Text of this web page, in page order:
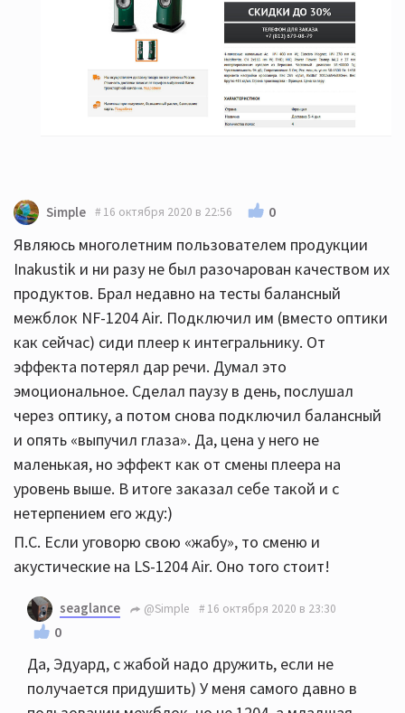
Simple 16 октября 2020 в 22:56 0
Являюсь многолетним пользователем продукции
Inakustik и ни разу не был разочарован качеством их
продуктов. Брал недавно на тесты балансный
межблок NF-1204 Air. Подключил им (вместо оптики
как сейчас) сиди плеер к интегральнику. От
эффекта потерял дар речи. Думал это
эмоциональное. Сделал паузу в день, послушал
через оптику, а потом снова подключил балансный
и опять «выпучил глаза». Да, цена у него не
маленькая, но эффект как от смены плеера на
уровень выше. В итоге заказал себе такой и с
нетерпением его жду:)
П.С. Если уговорю свою «жабу», то сменю и
акустические на LS-1204 Air. Оно того стоит!
seaglance @Simple 16 октября 2020 в 23:30
0
Да, Эдуард, с жабой надо дружить, если не
получается придушить) У меня самого давно в